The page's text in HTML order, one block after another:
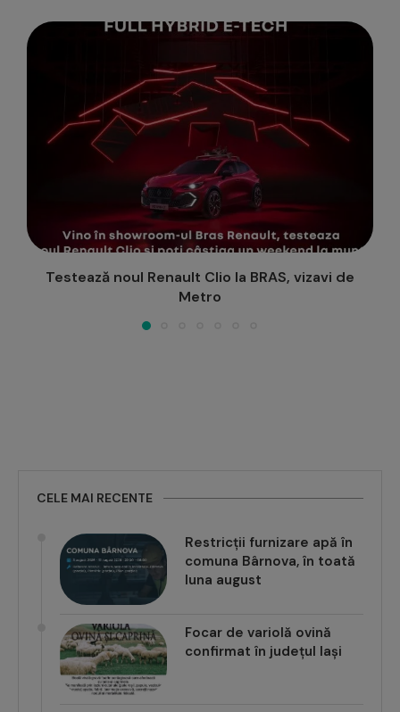
Ziua Porților Deschise la Școala “Varlaam
Mitropolitul” din Iași
CELE MAI RECENTE
Restricții furnizare apă în
comuna Bârnova, în toată
luna august
Focar de variolă ovină
confirmat în județul Iași